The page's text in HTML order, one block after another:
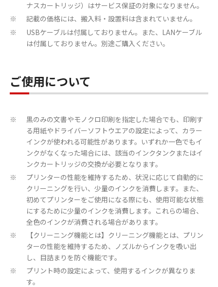
ナスカートリッジ）はサービス保証の対象になりません。
※ 記載の価格には、搬入料・設置料は含まれていません。
※
USBケーブルは付属しておりません。また、LANケーブル
は付属しておりません。別途ご購入ください。
ご使用について
※
黒のみの文書やモノクロ印刷を指定した場合でも、印刷す
る用紙やドライバーソフトウエアの設定によって、カラー
インクが使われる可能性があります。いずれか一色でもイ
ンクがなくなった場合には、該当のインクタンクまたはイ
ンクカートリッジの交換が必要となります。
※
プリンターの性能を維持するため、状況に応じて自動的に
クリーニングを行い、少量のインクを消費します。また、
初めてプリンターをご使用になる際にも、使用可能な状態
にするために少量のインクを消費します。これらの場合、
全色のインクが消費される場合があります。
※
【クリーニング機能とは】クリーニング機能とは、プリン
ターの性能を維持するため、ノズルからインクを吸い出
し、目詰まりを防ぐ機能です。
※
プリント時の設定によって、使用するインクが異なりま
す。